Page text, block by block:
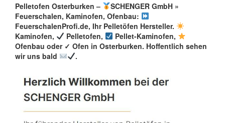
Pelletofen Osterburken –
SCHENGER GmbH »
Feuerschalen, Kaminofen, Ofenbau:
FeuerschalenProfi.de, Ihr Pelletöfen Hersteller.
Kaminofen,
Pelletofen,
Pellet-Kaminofen,
Ofenbau oder ✓ Ofen in Osterburken. Hoffentlich sehen
wir uns bald
.